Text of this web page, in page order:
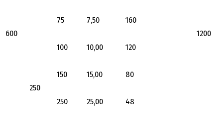
600 1200
250
75 7,50 160
100 10,00 120
150 15,00 80
250 25,00 48